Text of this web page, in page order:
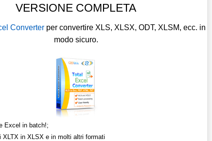
VERSIONE COMPLETA
Converter per convertire XLS, XLSX, ODT, XLSM, ecc. in
modo sicuro.
Excel in batch!;
XLTX in XLSX e in molti altri formati